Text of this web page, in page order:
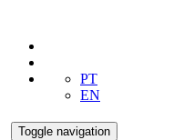
PT
EN
Toggle navigation